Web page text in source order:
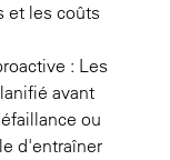
et les coûts
: Les
avant
ou
d'entraîner